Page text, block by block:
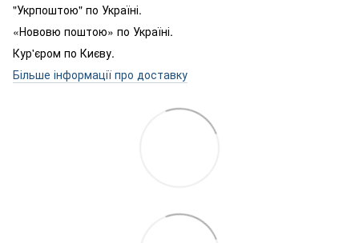
"Укрпоштою" по Україні.
«Нововю поштою» по Україні.
Кур'єром по Києву.
Більше інформації про доставку